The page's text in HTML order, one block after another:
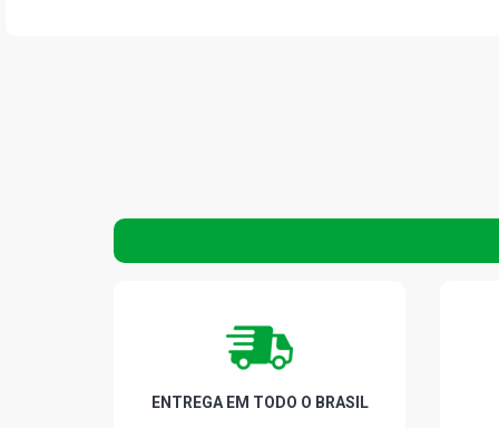
ENTREGA EM TODO O BRASIL